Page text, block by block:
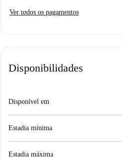
Ver todos os pagamentos
Disponibilidades
Disponível em
Estadia mínima
Estadia máxima